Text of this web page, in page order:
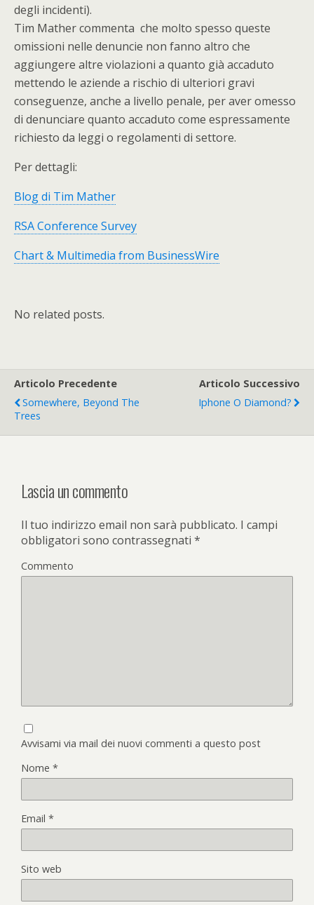
degli incidenti).
Tim Mather commenta che molto spesso queste
omissioni nelle denuncie non fanno altro che
aggiungere altre violazioni a quanto già accaduto
mettendo le aziende a rischio di ulteriori gravi
conseguenze, anche a livello penale, per aver omesso
di denunciare quanto accaduto come espressamente
richiesto da leggi o regolamenti di settore.
Per dettagli:
Blog di Tim Mather
RSA Conference Survey
Chart & Multimedia from BusinessWire
No related posts.
Articolo Precedente
Somewhere, Beyond The
Trees
Articolo Successivo
Iphone O Diamond?
Lascia un commento
Il tuo indirizzo email non sarà pubblicato. I campi
obbligatori sono contrassegnati *
Commento
Avvisami via mail dei nuovi commenti a questo post
Nome *
Email *
Sito web